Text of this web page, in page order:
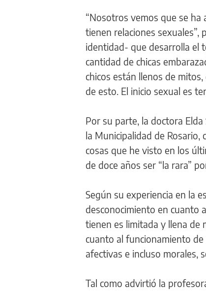
“Nosotros vemos que se ha
tienen relaciones
identidad- que desarrolla el
cantidad de chicas
chicos están llenos de
de esto. El inicio sexual es
Por su parte, la doctora
la Municipalidad de Rosario,
cosas que he visto en los
de doce años ser “la rara”
Según su experiencia en la
desconocimiento en cuanto
tienen es limitada y llena de
cuanto al funcionamiento de
afectivas e incluso morales,
Tal como advirtió la